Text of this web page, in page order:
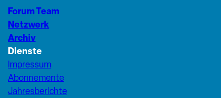
Forum Team
Netzwerk
Archiv
Dienste
Impressum
Abonnemente
Jahresberichte